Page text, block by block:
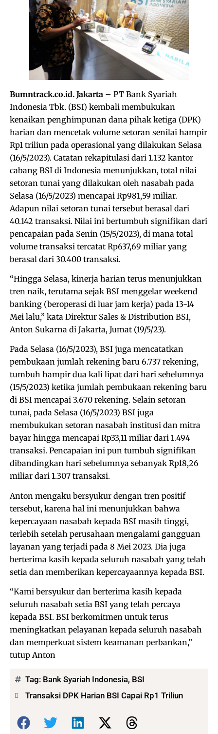
Bumntrack.co.id. Jakarta – PT Bank Syariah
Indonesia Tbk. (BSI) kembali membukukan
kenaikan penghimpunan dana pihak ketiga (DPK)
harian dan mencetak volume setoran senilai hampir
Rp1 triliun pada operasional yang dilakukan Selasa
(16/5/2023). Catatan rekapitulasi dari 1.132 kantor
cabang BSI di Indonesia menunjukkan, total nilai
setoran tunai yang dilakukan oleh nasabah pada
Selasa (16/5/2023) mencapai Rp981,59 miliar.
Adapun nilai setoran tunai tersebut berasal dari
40.142 transaksi. Nilai ini bertumbuh signifikan dari
pencapaian pada Senin (15/5/2023), di mana total
volume transaksi tercatat Rp637,69 miliar yang
berasal dari 30.400 transaksi.
“Hingga Selasa, kinerja harian terus menunjukkan
tren naik, terutama sejak BSI menggelar weekend
banking (beroperasi di luar jam kerja) pada 13-14
Mei lalu,” kata Direktur Sales & Distribution BSI,
Anton Sukarna di Jakarta, Jumat (19/5/23).
Pada Selasa (16/5/2023), BSI juga mencatatkan
pembukaan jumlah rekening baru 6.737 rekening,
tumbuh hampir dua kali lipat dari hari sebelumnya
(15/5/2023) ketika jumlah pembukaan rekening baru
di BSI mencapai 3.670 rekening. Selain setoran
tunai, pada Selasa (16/5/2023) BSI juga
membukukan setoran nasabah institusi dan mitra
bayar hingga mencapai Rp33,11 miliar dari 1.494
transaksi. Pencapaian ini pun tumbuh signifikan
dibandingkan hari sebelumnya sebanyak Rp18,26
miliar dari 1.307 transaksi.
Anton mengaku bersyukur dengan tren positif
tersebut, karena hal ini menunjukkan bahwa
kepercayaan nasabah kepada BSI masih tinggi,
terlebih setelah perusahaan mengalami gangguan
layanan yang terjadi pada 8 Mei 2023. Dia juga
berterima kasih kepada seluruh nasabah yang telah
setia dan memberikan kepercayaannya kepada BSI.
“Kami bersyukur dan berterima kasih kepada
seluruh nasabah setia BSI yang telah percaya
kepada BSI. BSI berkomitmen untuk terus
meningkatkan pelayanan kepada seluruh nasabah
dan memperkuat sistem keamanan perbankan,”
tutup Anton
Tag: Bank Syariah Indonesia, BSI
Transaksi DPK Harian BSI Capai Rp1 Triliun
Bagikan: